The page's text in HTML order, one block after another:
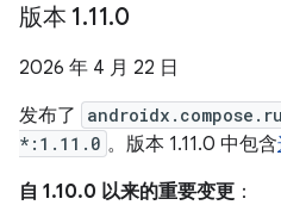
版本 1.11.0
2026 年 4 月 22 日
发布了
*:1.11.0 。版本 1.11.0 中包含
自 1.10.0 以来的重要变更 ：